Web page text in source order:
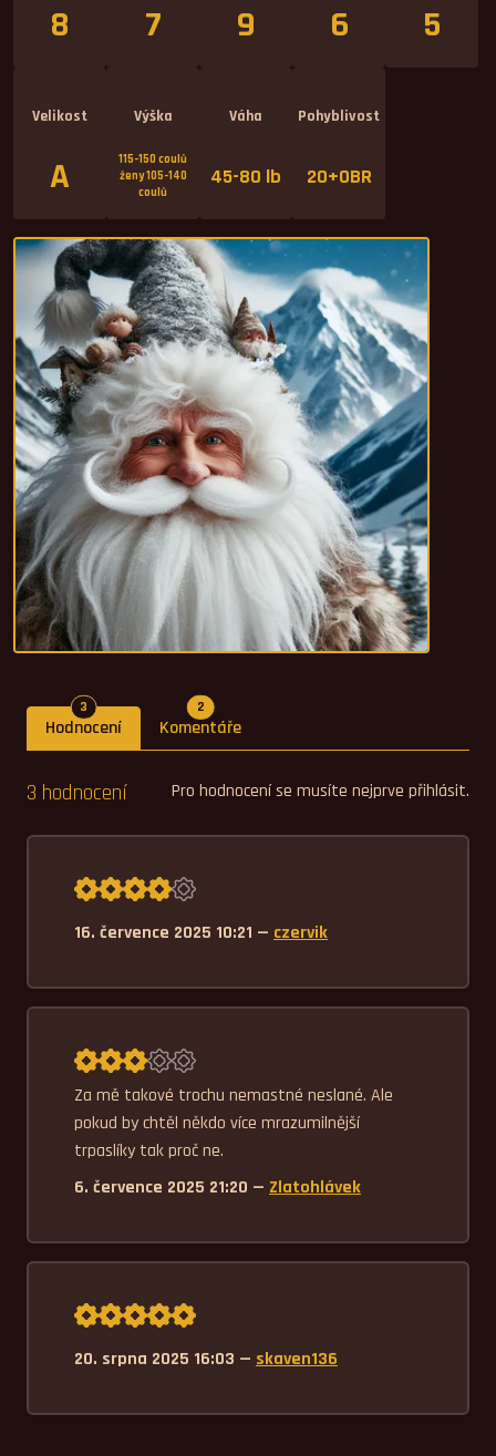
8 7 9 6 5
Velikost
A
Výška
115-150 coulů
ženy 105-140
coulů
Váha
45-80 lb
Pohyblivost
20+OBR
Hodnocení
3 Počet hodnocení
Komentáře
2Počet komentářů
Pro hodnocení se musíte nejprve přihlásit.
3 hodnocení
Průměrné hodnocení 4,0.
16. července 2025 10:21 — czervik
Průměrné hodnocení 3,0.
Za mě takové trochu nemastné neslané. Ale
pokud by chtěl někdo více mrazumilnější
trpaslíky tak proč ne.
6. července 2025 21:20 — Zlatohlávek
Průměrné hodnocení 5,0.
20. srpna 2025 16:03 — skaven136